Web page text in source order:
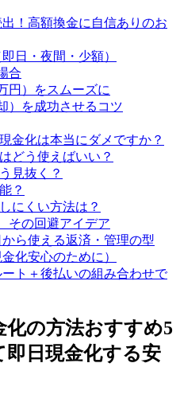
！高額換金に自信ありのお
日・夜間・少額）
合
円）をスムーズに
）を成功させるコツ
金化は本当にダメですか？
どう使えばいい？
見抜く？
？
にくい方法は？
その回避アイデア
ら使える返済・管理の型
化安心のために）
ト＋後払いの組み合わせで
の方法おすすめ5
日現金化する安